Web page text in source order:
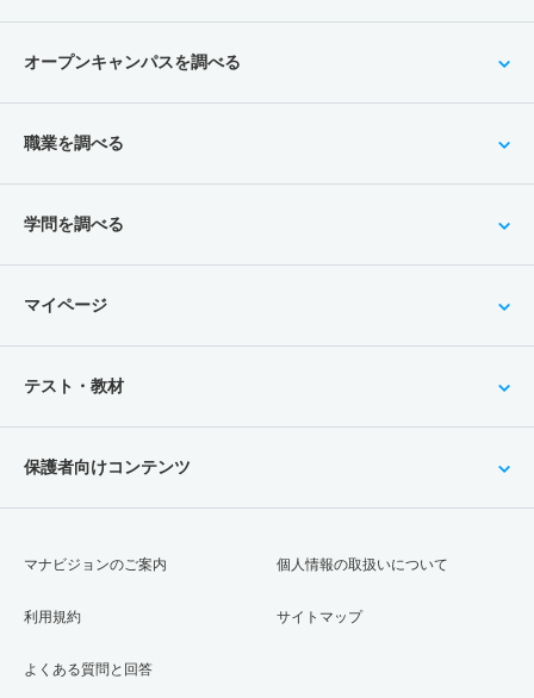
オープンキャンパスを調べる
職業を調べる
学問を調べる
マイページ
テスト・教材
保護者向けコンテンツ
マナビジョンのご案内
利用規約
よくある質問と回答
個人情報の取扱いについて
サイトマップ